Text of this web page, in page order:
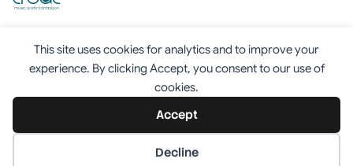
This site uses cookies for analytics and to improve your
experience. By clicking Accept, you consent to our use of
cookies.
Accept
Decline
Tentang Redaksi Kontak Disclaimer
Iklan